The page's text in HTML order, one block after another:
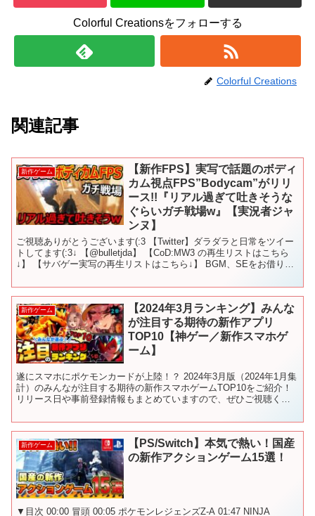
Colorful Creationsをフォローする
Colorful Creations
関連記事
新作ゲーム
【新作FPS】実写で話題のボディ
カム視点FPS”Bodycam”がリリ
ース!!『リアル過ぎて吐きそうな
ぐらいガチ戦場w』【実況者ジャ
ンヌ】
ご視聴ありがとうございます(:3 【Twitter】ダラダラと日常をツイー
トしてます(:3↓ 【@bulletjda】 【CoD:MW3 の再生リストはこちら
↓】 【サバゲー実写の再生リストはこちら↓】 BGM、SEをお借りし
新作ゲーム
【2024年3月ランキング】みんな
が注目する期待の新作アプリ
TOP10【神ゲー／新作スマホゲ
ーム】
遂にスマホにポケモンカードが上陸！？ 2024年3月版（2024年1月集
計）のみんなが注目する期待の新作スマホゲームTOP10をご紹介！
リリース日や事前登録情報もまとめていますので、ぜひご視聴くだ
新作ゲーム
【PS/Switch】本気で熱い！国産
の新作アクションゲーム15選！
▼目次 00:00 冒頭 00:05 ポケモンレジェンズZ-A 01:47 NINJA